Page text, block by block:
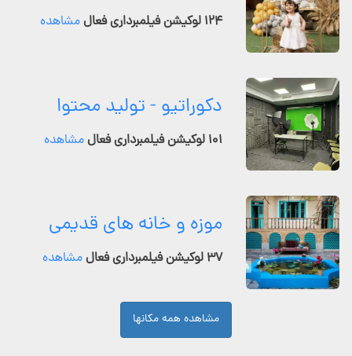
۱۲۴ لوکیشن فیلمبرداری فعال مشاهده
دکوراتیو - تولید محتوا
۱۰۱ لوکیشن فیلمبرداری فعال مشاهده
موزه و خانه های قدیمی
۳۷ لوکیشن فیلمبرداری فعال مشاهده
مشاهده همه مکانها